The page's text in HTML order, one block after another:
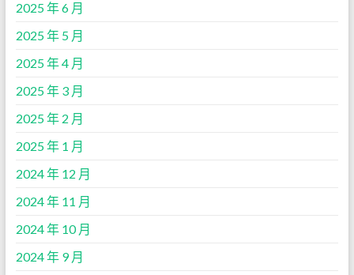
2025 年 6 月
2025 年 5 月
2025 年 4 月
2025 年 3 月
2025 年 2 月
2025 年 1 月
2024 年 12 月
2024 年 11 月
2024 年 10 月
2024 年 9 月